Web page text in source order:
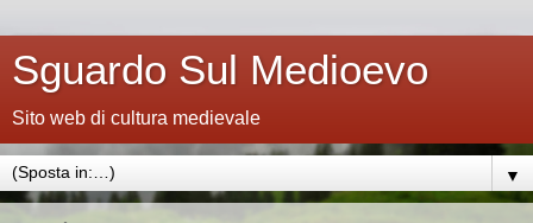
Sguardo Sul Medioevo
Sito web di cultura medievale
▼